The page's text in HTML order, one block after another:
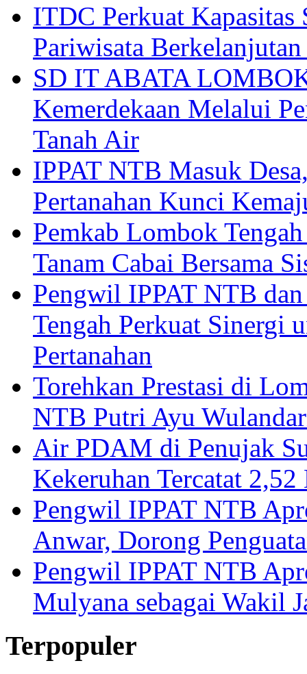
ITDC Perkuat
Pariwisata
SD IT ABATA
Kemerdekaan Melalui
Tanah Air
IPPAT NTB Masuk
Pertanahan Kunci
Pemkab Lombok
Tanam Cabai Bersama
Pengwil IPPAT NTB
Tengah Perkuat Sinergi
Pertanahan
Torehkan Prestasi di
NTB Putri Ayu
Air PDAM di Penujak
Kekeruhan Tercatat
Pengwil IPPAT NTB
Anwar, Dorong
Pengwil IPPAT NTB
Mulyana sebagai Wakil
Terpopuler